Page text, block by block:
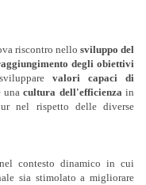
riscontro nello sviluppo del
degli obiettivi
valori capaci di
unacultura dell'efficienzain
nel rispetto delle diverse
contesto dinamico in cui
sia stimolato a migliorare